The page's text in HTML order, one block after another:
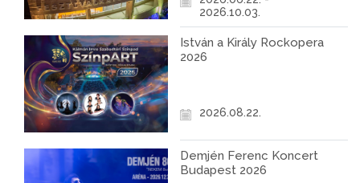
2026.10.03.
István a Király Rockopera
2026
2026.08.22.
Demjén Ferenc Koncert
Budapest 2026